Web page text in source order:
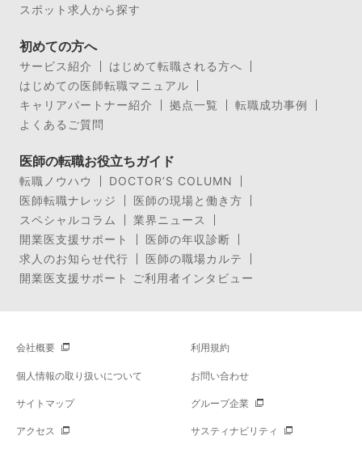
スポット求人から探す
初めての方へ
サービス紹介
はじめて転職される方へ
はじめての医師転職マニュアル
キャリアパートナー紹介
拠点一覧
転職成功事例
よくあるご質問
医師の転職お役立ちガイド
転職ノウハウ
DOCTOR’S COLUMN
医師転職ナレッジ
医師の現場と働き方
スペシャルコラム
業界ニュース
開業医支援サポート
医師の年収診断
求人のお知らせ代行
医師の職場カルテ
開業医支援サポート ご利用者インタビュー
会社概要 利用規約
個人情報の取り扱いについて お問い合わせ
サイトマップ グループ企業
アクセス サスティナビリティ